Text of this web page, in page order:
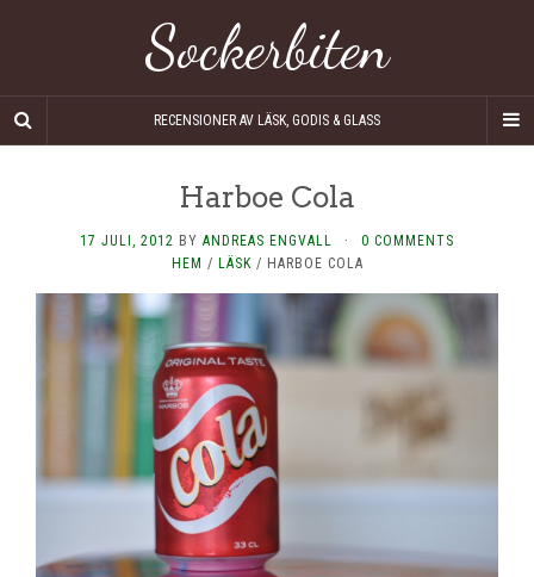
Sockerbiten
RECENSIONER AV LÄSK, GODIS & GLASS
Harboe Cola
17 JULI, 2012 BY ANDREAS ENGVALL ·
0 COMMENTS
HEM / LÄSK/ HARBOE COLA